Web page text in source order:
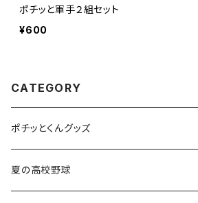
ポチッと軍手２組セット
¥600
CATEGORY
ポチッとくんグッズ
夏の高校野球